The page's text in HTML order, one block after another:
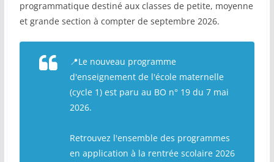
programmatique destiné aux classes de petite, moyenne
et grande section à compter de septembre 2026.
📍Le nouveau programme
d'enseignement de l'école maternelle
(cycle 1) est paru au BO n° 19 du 7 mai
2026.
Retrouvez l'ensemble des programmes
en application à la rentrée scolaire 2026